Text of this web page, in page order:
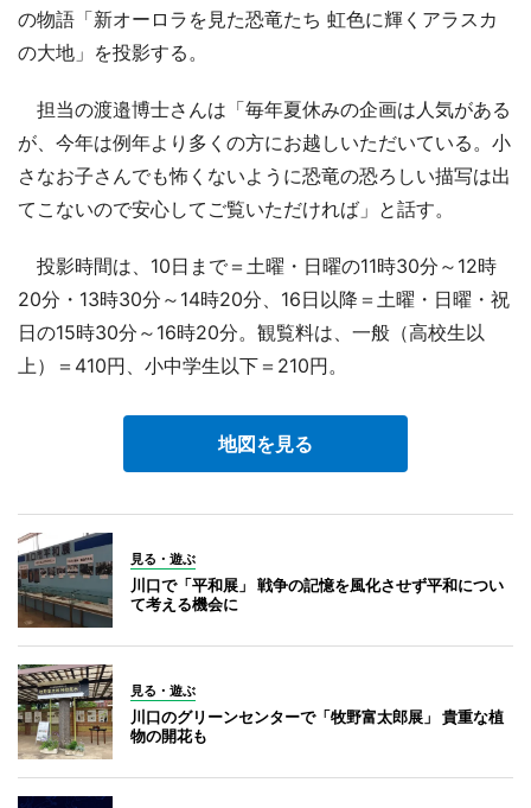
の物語「新オーロラを見た恐竜たち 虹色に輝くアラスカ
の大地」を投影する。
担当の渡邉博士さんは「毎年夏休みの企画は人気がある
が、今年は例年より多くの方にお越しいただいている。小
さなお子さんでも怖くないように恐竜の恐ろしい描写は出
てこないので安心してご覧いただければ」と話す。
投影時間は、10日まで＝土曜・日曜の11時30分～12時
20分・13時30分～14時20分、16日以降＝土曜・日曜・祝
日の15時30分～16時20分。観覧料は、一般（高校生以
上）＝410円、小中学生以下＝210円。
地図を見る
見る・遊ぶ
川口で「平和展」 戦争の記憶を風化させず平和につい
て考える機会に
見る・遊ぶ
川口のグリーンセンターで「牧野富太郎展」 貴重な植
物の開花も